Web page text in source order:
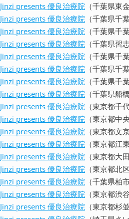
Jinzi presents 優良治療院 （千葉県東
Jinzi presents 優良治療院 （千葉県千
Jinzi presents 優良治療院 （千葉県千
Jinzi presents 優良治療院 （千葉県習
Jinzi presents 優良治療院 （千葉県千
Jinzi presents 優良治療院 （千葉県千
Jinzi presents 優良治療院 （千葉県千
Jinzi presents 優良治療院 （千葉県船
Jinzi presents 優良治療院 （東京都千
Jinzi presents 優良治療院 （東京都中
Jinzi presents 優良治療院 （東京都文
Jinzi presents 優良治療院 （東京都江
Jinzi presents 優良治療院 （東京都大
Jinzi presents 優良治療院 （東京都北区
Jinzi presents 優良治療院 （千葉県柏市
Jinzi presents 優良治療院 （東京都渋
Jinzi presents 優良治療院 （東京都杉